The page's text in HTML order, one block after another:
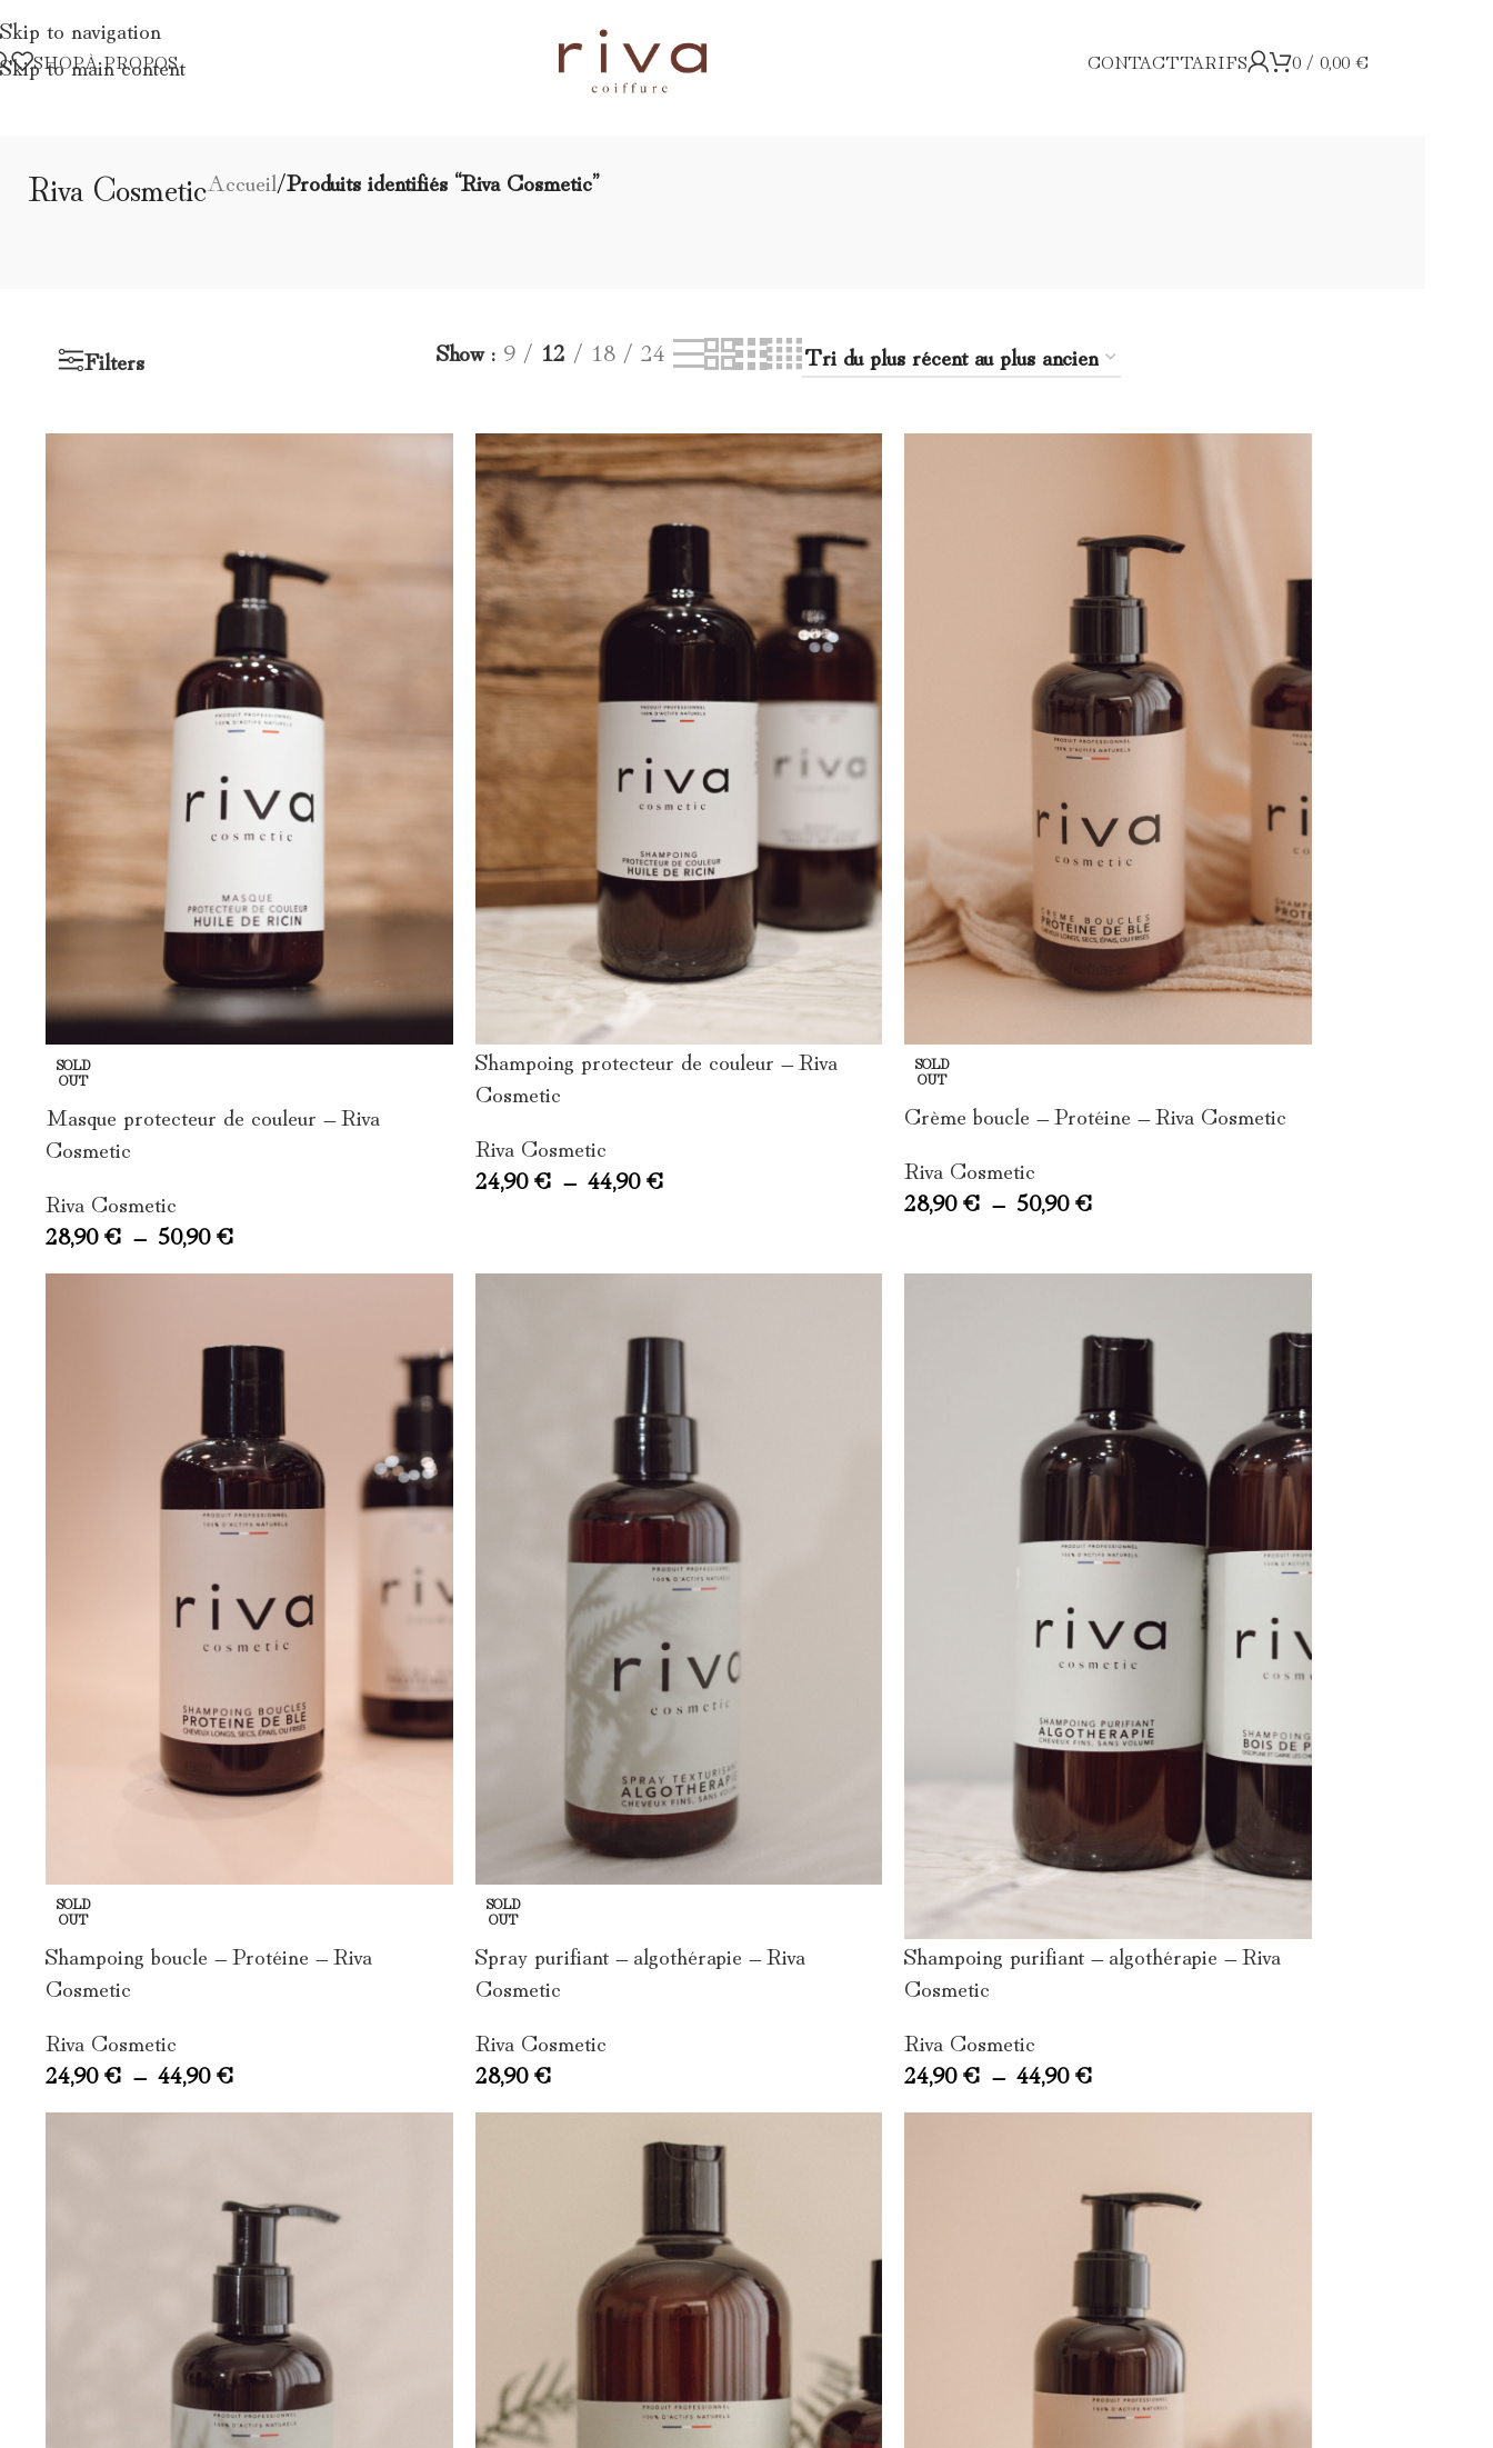
Skip to navigation
Skip to main content
SHOPÀ PROPOS CONTACTTARIFS 0 / 0,00 €
Riva CosmeticAccueil/Produits identifiés “Riva Cosmetic”
Filters Show 9 12 18 24
SOLD
OUT
Masque protecteur de couleur – Riva
Cosmetic
Riva Cosmetic
28,90€ – 50,90€
Shampoing protecteur de couleur – Riva
Cosmetic
Riva Cosmetic
24,90€ – 44,90€
SOLD
OUT
Crème boucle – Protéine – Riva Cosmetic
Riva Cosmetic
28,90€ – 50,90€
SOLD
OUT
Shampoing boucle – Protéine – Riva
Cosmetic
Riva Cosmetic
24,90€ – 44,90€
SOLD
OUT
Spray purifiant – algothérapie – Riva
Cosmetic
Riva Cosmetic
28,90€
Shampoing purifiant – algothérapie – Riva
Cosmetic
Riva Cosmetic
24,90€ – 44,90€